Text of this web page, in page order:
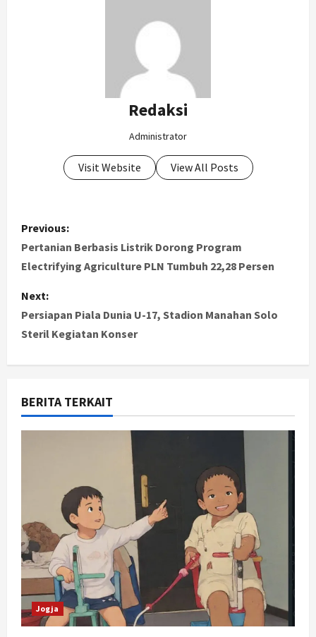
Redaksi
Administrator
Visit Website View All Posts
P
o
t
n
a
v
i
t
i
o
n
Previous:
Pertanian Berbasis Listrik Dorong Program
Electrifying Agriculture PLN Tumbuh 22,28 Persen
Next:
Persiapan Piala Dunia U-17, Stadion Manahan Solo
Steril Kegiatan Konser
BERITA TERKAIT
Jogja